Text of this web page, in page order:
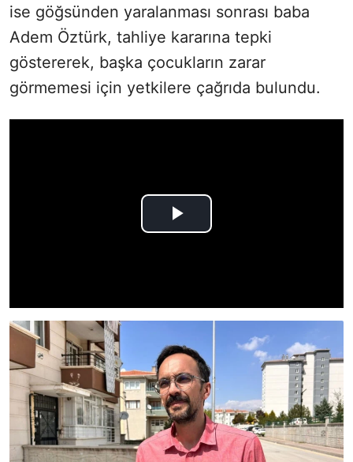
ise göğsünden yaralanması sonrası baba
Adem Öztürk, tahliye kararına tepki
göstererek, başka çocukların zarar
görmemesi için yetkilere çağrıda bulundu.